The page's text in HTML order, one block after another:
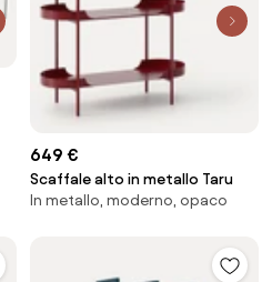
649 €
Scaffale alto in metallo Taru
In metallo, moderno, opaco